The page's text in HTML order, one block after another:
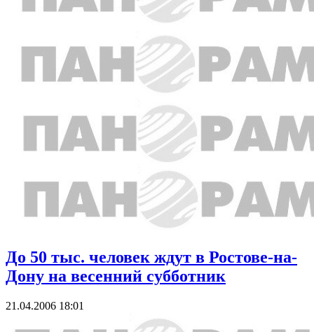
До 50 тыс. человек ждут в Ростове-на-
Дону на весенний субботник
21.04.2006 18:01